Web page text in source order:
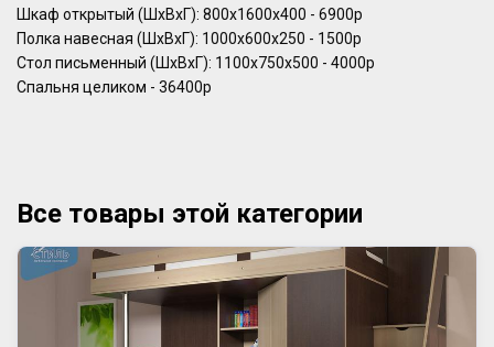
Шкаф открытый (ШхВхГ): 800х1600х400 - 6900р
Полка навесная (ШхВхГ): 1000х600х250 - 1500р
Стол письменный (ШхВхГ): 1100х750х500 - 4000р
Спальня целиком - 36400р
Все товары этой категории